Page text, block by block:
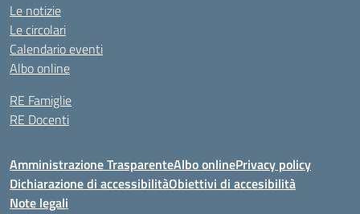
Le notizie
Le circolari
Calendario eventi
Albo online
RE Famiglie
RE Docenti
Amministrazione TrasparenteAlbo onlinePrivacy policy
Dichiarazione di accessibilitàObiettivi di accesibilità
Note legali